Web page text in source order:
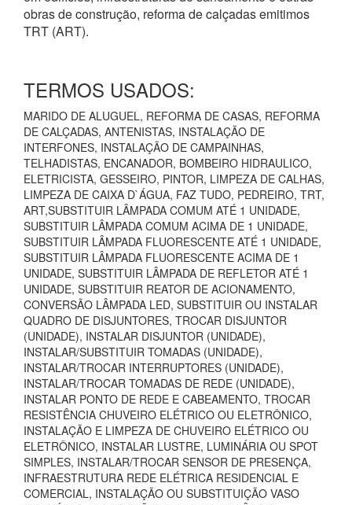
obras de construção, reforma de calçadas emitimos
TRT (ART).
TERMOS USADOS:
MARIDO DE ALUGUEL, REFORMA DE CASAS, REFORMA
DE CALÇADAS, ANTENISTAS, INSTALAÇÃO DE
INTERFONES, INSTALAÇÃO DE CAMPAINHAS,
TELHADISTAS, ENCANADOR, BOMBEIRO HIDRAULICO,
ELETRICISTA, GESSEIRO, PINTOR, LIMPEZA DE CALHAS,
LIMPEZA DE CAIXA D`ÁGUA, FAZ TUDO, PEDREIRO, TRT,
ART,SUBSTITUIR LÂMPADA COMUM ATÉ 1 UNIDADE,
SUBSTITUIR LÂMPADA COMUM ACIMA DE 1 UNIDADE,
SUBSTITUIR LÂMPADA FLUORESCENTE ATÉ 1 UNIDADE,
SUBSTITUIR LÂMPADA FLUORESCENTE ACIMA DE 1
UNIDADE, SUBSTITUIR LÂMPADA DE REFLETOR ATÉ 1
UNIDADE, SUBSTITUIR REATOR DE ACIONAMENTO,
CONVERSÃO LÂMPADA LED, SUBSTITUIR OU INSTALAR
QUADRO DE DISJUNTORES, TROCAR DISJUNTOR
(UNIDADE), INSTALAR DISJUNTOR (UNIDADE),
INSTALAR/SUBSTITUIR TOMADAS (UNIDADE),
INSTALAR/TROCAR INTERRUPTORES (UNIDADE),
INSTALAR/TROCAR TOMADAS DE REDE (UNIDADE),
INSTALAR PONTO DE REDE E CABEAMENTO, TROCAR
RESISTÊNCIA CHUVEIRO ELÉTRICO OU ELETRÔNICO,
INSTALAÇÃO E LIMPEZA DE CHUVEIRO ELÉTRICO OU
ELETRÔNICO, INSTALAR LUSTRE, LUMINÁRIA OU SPOT
SIMPLES, INSTALAR/TROCAR SENSOR DE PRESENÇA,
INFRAESTRUTURA REDE ELÉTRICA RESIDENCIAL E
COMERCIAL, INSTALAÇÃO OU SUBSTITUIÇÃO VASO